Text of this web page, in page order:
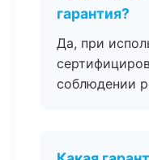
гарантия?
Да, при
соблюдении